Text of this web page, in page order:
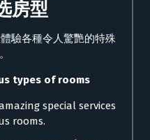
房型
驗各種令人驚艷的特殊
types of rooms
special services
rooms.